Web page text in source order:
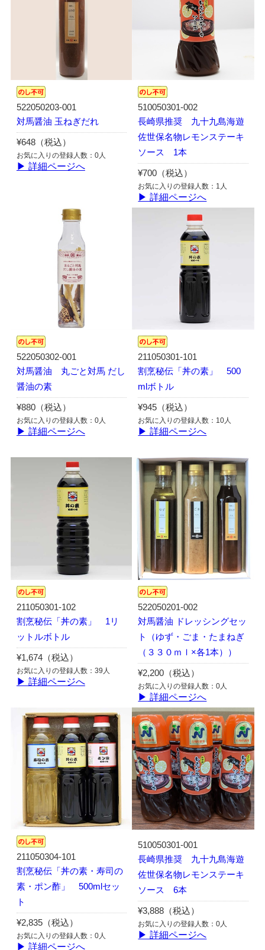
522050203-001
対馬醤油 玉ねぎだれ
¥648（税込）
お気に入りの登録人数：0人
▶ 詳細ページへ
510050301-002
長崎県推奨 九十九島海遊
佐世保名物レモンステーキ
ソース 1本
¥700（税込）
お気に入りの登録人数：1人
▶ 詳細ページへ
522050302-001
対馬醤油 丸ごと対馬 だし
醤油の素
¥880（税込）
お気に入りの登録人数：0人
▶ 詳細ページへ
211050301-101
割烹秘伝「丼の素」 500
mlボトル
¥945（税込）
お気に入りの登録人数：10人
▶ 詳細ページへ
211050301-102
割烹秘伝「丼の素」 1リ
ットルボトル
¥1,674（税込）
お気に入りの登録人数：39人
▶ 詳細ページへ
522050201-002
対馬醤油 ドレッシングセッ
ト（ゆず・ごま・たまねぎ
（３３０ｍｌ×各1本））
¥2,200（税込）
お気に入りの登録人数：0人
▶ 詳細ページへ
211050304-101
割烹秘伝「丼の素・寿司の
素・ポン酢」 500mlセッ
ト
¥2,835（税込）
お気に入りの登録人数：0人
▶ 詳細ページへ
510050301-001
長崎県推奨 九十九島海遊
佐世保名物レモンステーキ
ソース 6本
¥3,888（税込）
お気に入りの登録人数：0人
▶ 詳細ページへ